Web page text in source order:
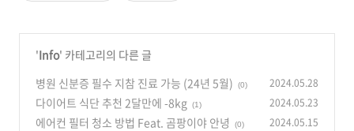
'Info' 카테고리의 다른 글
병원 신분증 필수 지참 진료 가능 (24년 5월)
(0) 2024.05.28
다이어트 식단 추천 2달만에 -8kg (1) 2024.05.23
에어컨 필터 청소 방법 Feat. 곰팡이야 안녕 (0) 2024.05.15